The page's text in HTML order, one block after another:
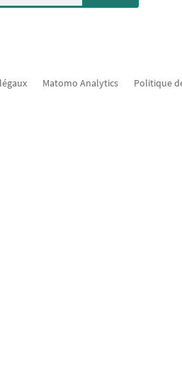
Matomo Analytics Politique